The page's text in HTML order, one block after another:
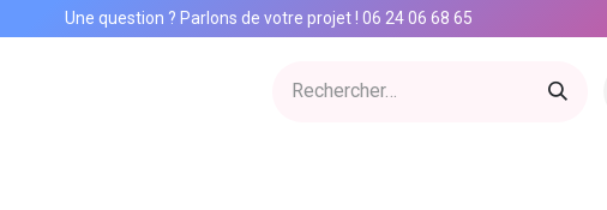
Une question ? Parlons de votre projet! 06 24 06 68 65